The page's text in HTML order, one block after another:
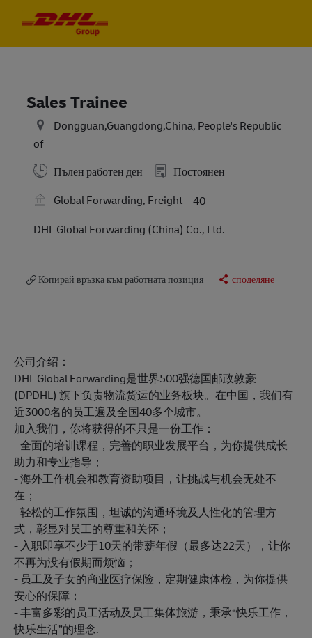
Sales Trainee
Dongguan,Guangdong,China, People's Republic
of
Пълен работен ден
Постоянен
Global Forwarding, Freight
40
DHL Global Forwarding (China) Co., Ltd.
Копирай връзка към работната позиция споделяне
公司介绍：
DHL Global Forwarding是世界500强德国邮政敦豪
(DPDHL) 旗下负责物流货运的业务板块。在中国，我们有
近3000名的员工遍及全国40多个城市。
加入我们，你将获得的不只是一份工作：
- 全面的培训课程，完善的职业发展平台，为你提供成长
助力和专业指导；
- 海外工作机会和教育资助项目，让挑战与机会无处不
在；
- 轻松的工作氛围，坦诚的沟通环境及人性化的管理方
式，彰显对员工的尊重和关怀；
- 入职即享不少于10天的带薪年假（最多达22天），让你
不再为没有假期而烦恼；
- 员工及子女的商业医疗保险，定期健康体检，为你提供
安心的保障；
- 丰富多彩的员工活动及员工集体旅游，秉承“快乐工作，
快乐生活”的理念.